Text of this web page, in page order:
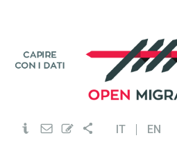
IT EN